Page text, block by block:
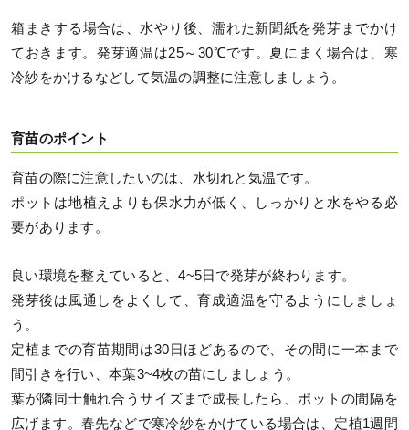
箱まきする場合は、水やり後、濡れた新聞紙を発芽までかけ
ておきます。発芽適温は25～30℃です。夏にまく場合は、寒
冷紗をかけるなどして気温の調整に注意しましょう。
育苗のポイント
育苗の際に注意したいのは、水切れと気温です。
ポットは地植えよりも保水力が低く、しっかりと水をやる必
要があります。
良い環境を整えていると、4~5日で発芽が終わります。
発芽後は風通しをよくして、育成適温を守るようにしましょ
う。
定植までの育苗期間は30日ほどあるので、その間に一本まで
間引きを行い、本葉3~4枚の苗にしましょう。
葉が隣同士触れ合うサイズまで成長したら、ポットの間隔を
広げます。春先などで寒冷紗をかけている場合は、定植1週間